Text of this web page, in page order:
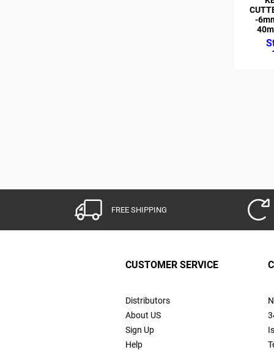
-
FREE SHIPPING
CUSTOMER SERVICE
Distributors
About US
Sign Up
Help